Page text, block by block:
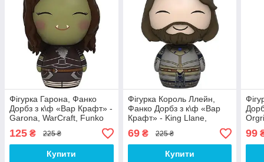
Фігурка Гарона, Фанко
Дорбз з к\ф «Вар Крафт» -
Garona, WarCraft, Funko
Dorbz
125 ₴ 225 ₴
Купити
Фігурка Король Ллейн,
Фанко Дорбз з к\ф «Вар
Крафт» - King Llane,
Warcraft, Funko Dorbz
69₴ 225 ₴
Купити
99